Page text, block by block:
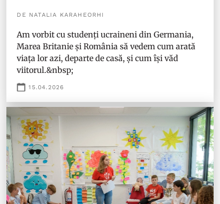
DE NATALIA KARAHEORHI
Am vorbit cu studenți ucraineni din Germania,
Marea Britanie și România să vedem cum arată
viața lor azi, departe de casă, și cum își văd
viitorul.&nbsp;
15.04.2026